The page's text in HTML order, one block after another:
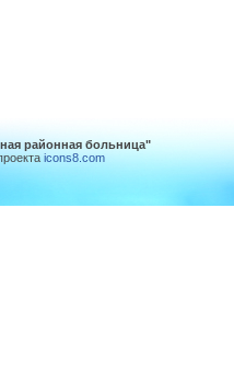
районная больница"
icons8.com